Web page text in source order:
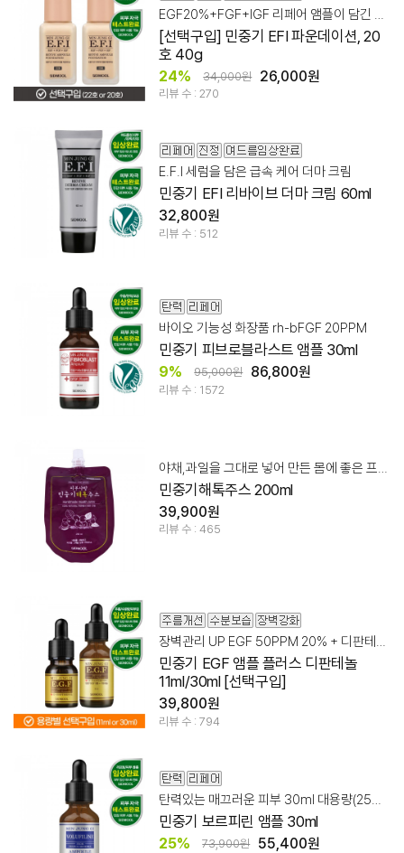
EGF20%+FGF+IGF 리페어 앰플이 담긴 파운데이션
[선택구입] 민중기 EFI 파운데이션, 20
호 40g
24% 34,000원 26,000원
리뷰 수 : 270
E.F.I 세럼을 담은 급속 케어 더마 크림
민중기 EFI 리바이브 더마 크림 60ml
32,800원
리뷰 수 : 512
바이오 기능성 화장품 rh-bFGF 20PPM
민중기 피브로블라스트 앰플 30ml
9% 95,000원 86,800원
리뷰 수 : 1572
야채,과일을 그대로 넣어 만든 몸에 좋은 프리미엄 주스
민중기해톡주스 200ml
39,900원
리뷰 수 : 465
장벽관리 UP EGF 50PPM 20% + 디판테놀 10%
민중기 EGF 앰플 플러스 디판테놀
11ml/30ml [선택구입]
39,800원
리뷰 수 : 794
민중기 보르피린 앰플 30ml
25% 73,900원 55,400원